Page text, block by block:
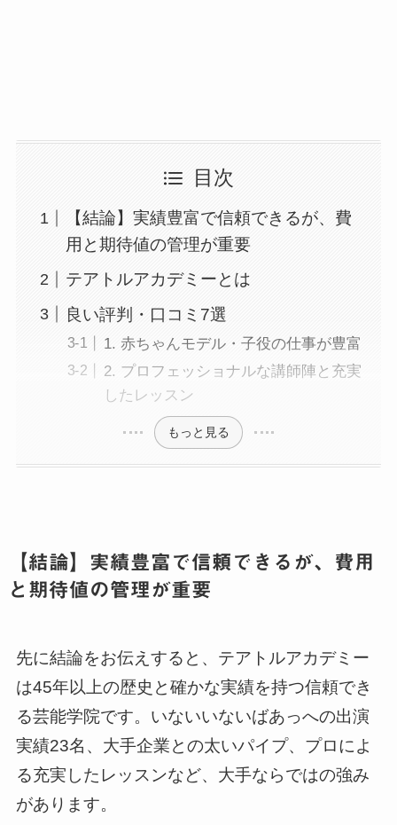
目次
【結論】実績豊富で信頼できるが、費
用と期待値の管理が重要
テアトルアカデミーとは
良い評判・口コミ7選
1. 赤ちゃんモデル・子役の仕事が豊富
2. プロフェッショナルな講師陣と充実
したレッスン
もっと見る
【結論】実績豊富で信頼できるが、費用
と期待値の管理が重要
先に結論をお伝えすると、テアトルアカデミー
は45年以上の歴史と確かな実績を持つ信頼でき
る芸能学院です。いないいないばあっへの出演
実績23名、大手企業との太いパイプ、プロによ
る充実したレッスンなど、大手ならではの強み
があります。